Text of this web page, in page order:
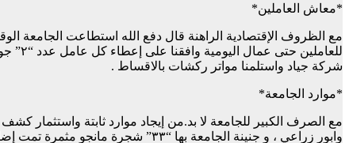
*معاش العاملين*
شركة جياد واستلمنا مواتر ركشات بالاقساط .
*موارد الجامعة*